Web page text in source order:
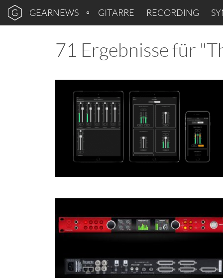
GEARNEWS GITARRE RECORDING
71 Ergebnisse für